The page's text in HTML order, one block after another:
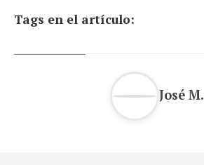
Tags en el artículo:
José M.